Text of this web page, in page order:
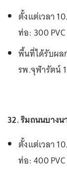
ตั้งแต่เวลา
ท่อ: 300 PVC
พื้นที่ได้รับผล
รพ.จุฬารัตน์ 1
32. ริมถนนบาง
ตั้งแต่เวลา
ท่อ: 400 PVC